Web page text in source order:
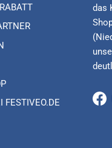
FESTIVEO.DE
das